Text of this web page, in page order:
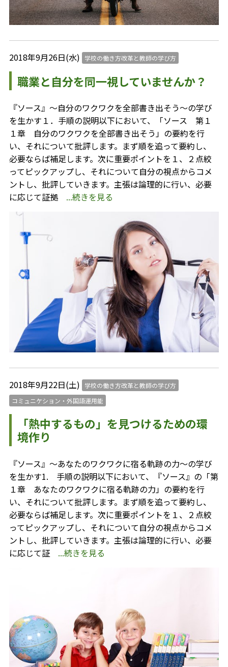
2018年9月26日(水) 学校の働き方改革と教師の学び方
職業と自分を同一視していませんか？
『ソース』～自分のワクワクを全部書き出そう～の学び
を生かす１．手順の説明以下において、「ソース 第１
１章 自分のワクワクを全部書き出そう」の要約を行
い、それについて批評します。まず順を追って要約し、
必要ならば補足します。次に重要ポイントを１、２点絞
ってピックアップし、それについて自分の視点からコメ
ントし、批評していきます。主張は論理的に行い、必要
に応じて証拠 ...続きを見る
2018年9月22日(土)
学校の働き方改革と教師の学び方
コミュニケション・外国語運用能
「熱中するもの」を見つけるための環
境作り
『ソース』～あなたのワクワクに宿る軌跡の力～の学び
を生かす1. 手順の説明以下において、『ソース』の「第
１章 あなたのワクワクに宿る軌跡の力」の要約を行
い、それについて批評します。まず順を追って要約し、
必要ならば補足します。次に重要ポイントを１、２点絞
ってピックアップし、それについて自分の視点からコメ
ントし、批評していきます。主張は論理的に行い、必要
に応じて証 ...続きを見る